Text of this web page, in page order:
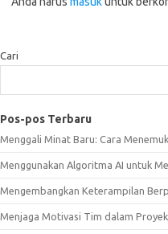
Cari
Pos-pos Terbaru
Menggali Minat Baru: Cara
Menggunakan Algoritma AI untuk
Mengembangkan Keterampilan
Menjaga Motivasi Tim dalam